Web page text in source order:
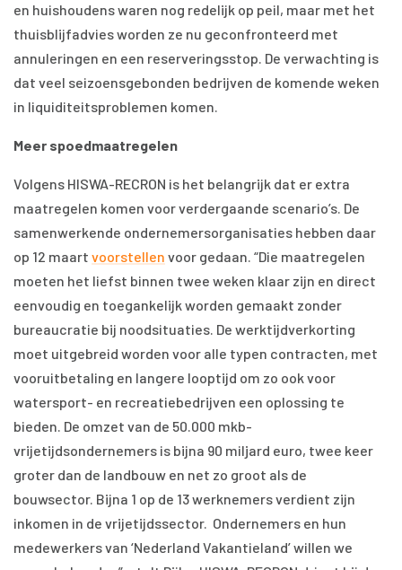
en huishoudens waren nog redelijk op peil, maar met het
thuisblijfadvies worden ze nu geconfronteerd met
annuleringen en een reserveringsstop. De verwachting is
dat veel seizoensgebonden bedrijven de komende weken
in liquiditeitsproblemen komen.
Meer spoedmaatregelen
Volgens HISWA-RECRON is het belangrijk dat er extra
maatregelen komen voor verdergaande scenario’s. De
samenwerkende ondernemersorganisaties hebben daar
op 12 maart voorstellen voor gedaan. “Die maatregelen
moeten het liefst binnen twee weken klaar zijn en direct
eenvoudig en toegankelijk worden gemaakt zonder
bureaucratie bij noodsituaties. De werktijdverkorting
moet uitgebreid worden voor alle typen contracten, met
vooruitbetaling en langere looptijd om zo ook voor
watersport- en recreatiebedrijven een oplossing te
bieden. De omzet van de 50.000 mkb-
vrijetijdsondernemers is bijna 90 miljard euro, twee keer
groter dan de landbouw en net zo groot als de
bouwsector. Bijna 1 op de 13 werknemers verdient zijn
inkomen in de vrijetijdssector. Ondernemers en hun
medewerkers van ‘Nederland Vakantieland’ willen we